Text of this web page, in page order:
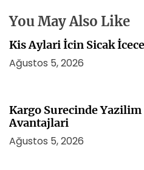
You May Also Like
Kis Aylari İcin Sicak
Ağustos 5, 2026
Kargo Surecinde
Avantajlari
Ağustos 5, 2026